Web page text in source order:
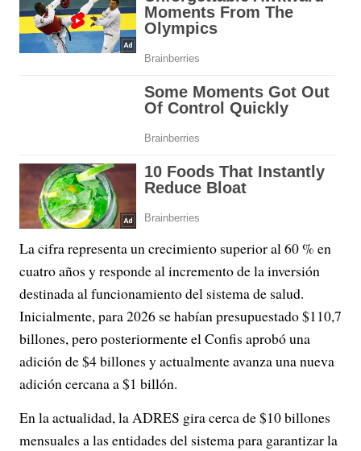
La cifra representa un crecimiento superior al 60 % en
cuatro años y responde al incremento de la inversión
destinada al funcionamiento del sistema de salud.
Inicialmente, para 2026 se habían presupuestado $110,7
billones, pero posteriormente el Confis aprobó una
adición de $4 billones y actualmente avanza una nueva
adición cercana a $1 billón.
En la actualidad, la ADRES gira cerca de $10 billones
mensuales a las entidades del sistema para garantizar la